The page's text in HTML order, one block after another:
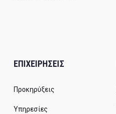
ΕΠΙΧΕΙΡΗΣΕΙΣ
Προκηρύξεις
Υπηρεσίες